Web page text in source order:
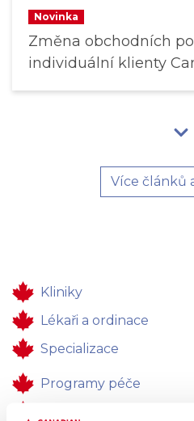
Novinka
Změna obchodních
individuální klienty
Více článků
Kliniky
Lékaři a ordinace
Specializace
Programy péče